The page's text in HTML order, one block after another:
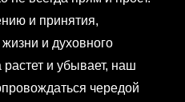
и принятия,
и духовного
растет и убывает, наш
чередой